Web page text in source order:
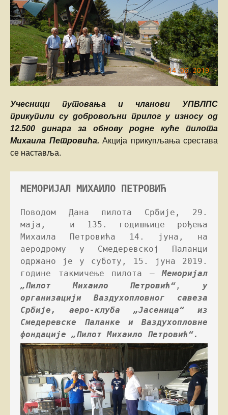
Учесници путовања и чланови УПВЛПС
прикупили су добровољни прилог у износу од
12.500 динара за обнову родне куће пилота
Михаила Петровића. Акција прикупљања срестава
се наставља.
МЕМОРИЈАЛ МИХАИЛО ПЕТРОВИЋ
Поводом Дана пилота Србије, 29.
маја,  и 135. годишњице рођења
Михаила Петровића 14. јуна, на
аеродрому у Смедеревској Паланци
одржано је у суботу, 15. јуна 2019.
године такмичење пилота – Меморијал
„Пилот Михаило Петровић“ , у
организацији Ваздухопловног савеза
Србије, аеро-клуба „Јасеница“ из
Смедеревске Паланке и Ваздухопловне
фондације „Пилот Михаило Петровић“.